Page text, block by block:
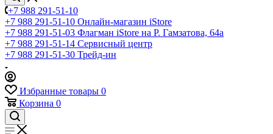
+7 988 291-51-10
+7 988 291-51-10 Онлайн-магазин iStore
+7 988 291-51-03 Флагман iStore на Р. Гамзатова, 64а
+7 988 291-51-14 Сервисный центр
+7 988 291-51-30 Трейд-ин
Избранные товары 0
Корзина 0